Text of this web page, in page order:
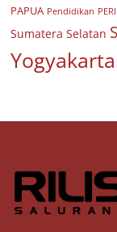
PAPUA Pendidikan
Sumatera Selatan
Yogyakarta